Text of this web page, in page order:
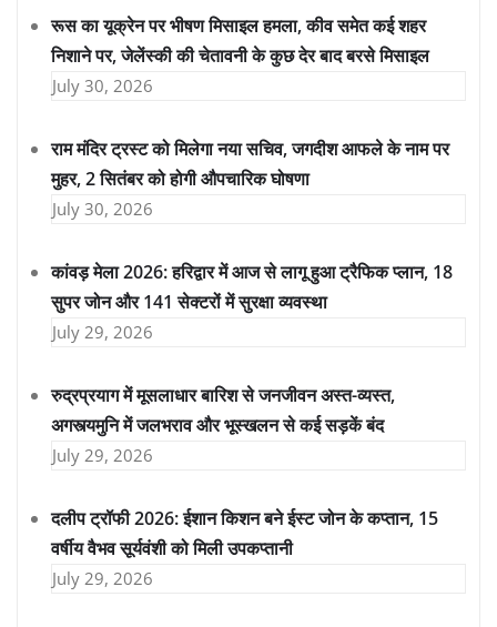
रूस का यूक्रेन पर भीषण मिसाइल हमला, कीव समेत कई शहर
निशाने पर, जेलेंस्की की चेतावनी के कुछ देर बाद बरसे मिसाइल
July 30, 2026
राम मंदिर ट्रस्ट को मिलेगा नया सचिव, जगदीश आफले के नाम पर
मुहर, 2 सितंबर को होगी औपचारिक घोषणा
July 30, 2026
कांवड़ मेला 2026: हरिद्वार में आज से लागू हुआ ट्रैफिक प्लान, 18
सुपर जोन और 141 सेक्टरों में सुरक्षा व्यवस्था
July 29, 2026
रुद्रप्रयाग में मूसलाधार बारिश से जनजीवन अस्त-व्यस्त,
अगस्त्यमुनि में जलभराव और भूस्खलन से कई सड़कें बंद
July 29, 2026
दलीप ट्रॉफी 2026: ईशान किशन बने ईस्ट जोन के कप्तान, 15
वर्षीय वैभव सूर्यवंशी को मिली उपकप्तानी
July 29, 2026